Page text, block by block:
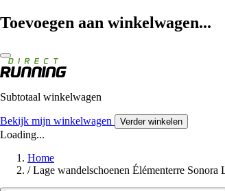
Toevoegen aan winkelwagen...
Subtotaal winkelwagen
Bekijk mijn winkelwagen Verder winkelen
Loading...
Home
/ Lage wandelschoenen Élémenterre